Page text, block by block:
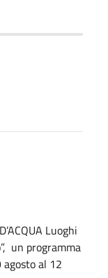
Luoghi
un programma
al 12